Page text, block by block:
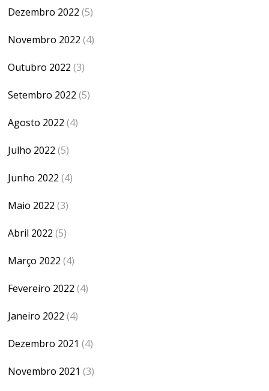
Dezembro 2022 (5)
Novembro 2022 (4)
Outubro 2022 (3)
Setembro 2022 (5)
Agosto 2022 (4)
Julho 2022 (5)
Junho 2022 (4)
Maio 2022 (3)
Abril 2022 (5)
Março 2022 (4)
Fevereiro 2022 (4)
Janeiro 2022 (4)
Dezembro 2021 (4)
Novembro 2021 (3)